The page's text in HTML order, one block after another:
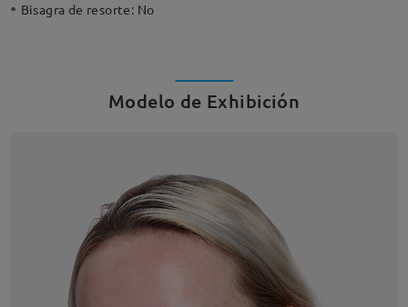
Bisagra de resorte: No
Modelo de Exhibición